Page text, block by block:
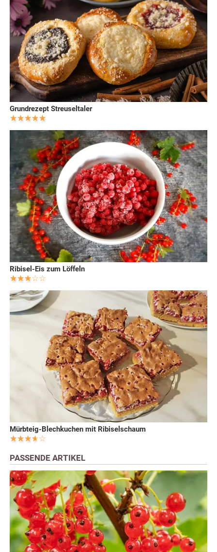
Grundrezept Streuseltaler
Ribisel-Eis zum Löffeln
Mürbteig-Blechkuchen mit Ribiselschaum
PASSENDE ARTIKEL